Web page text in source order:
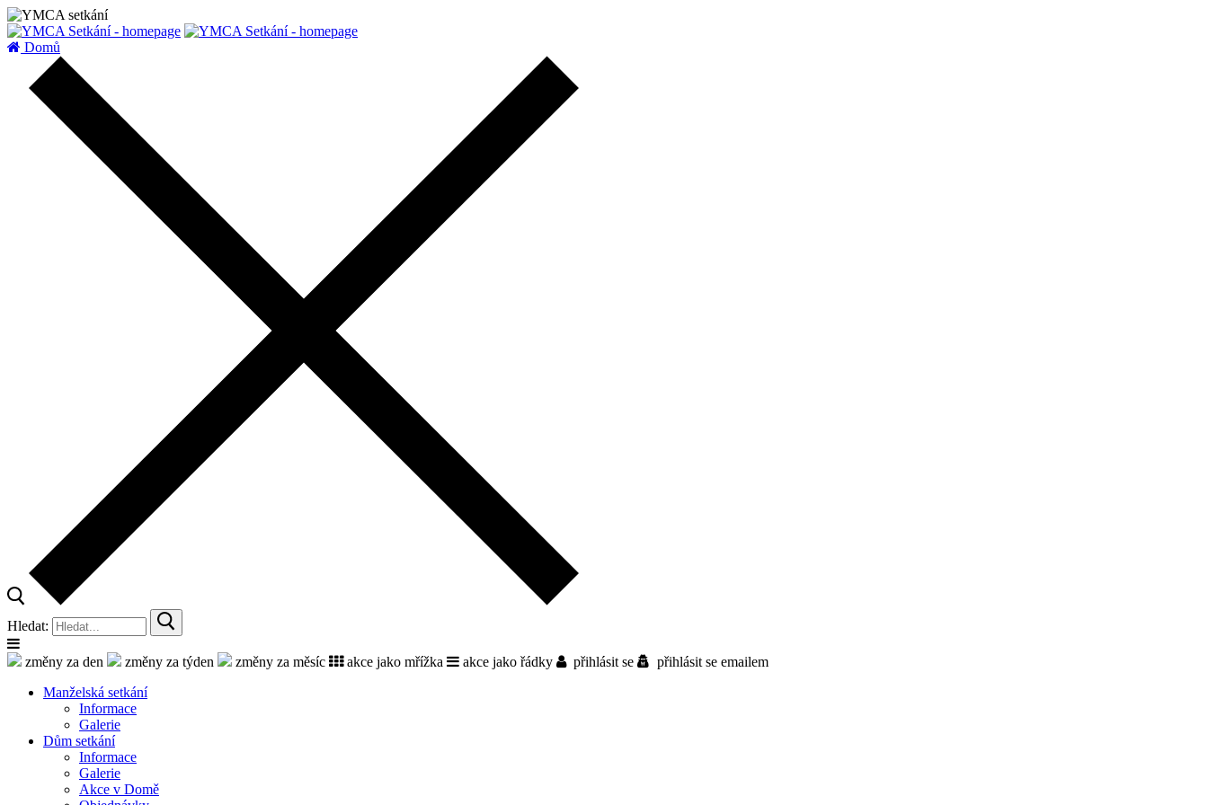
Domů
Hledat:
změny za den změny za týden změny za měsíc akce jako mřížka akce jako řádky přihlásit se
přihlásit se emailem
Manželská setkání
Informace
Galerie
Dům setkání
Informace
Galerie
Akce v Domě
zatížení serveru